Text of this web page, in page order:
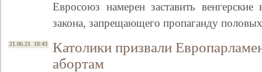
Евросоюз намерен заставить венгерские
закона, запрещающего пропаганду
21.06.21 10:43
Католики призвали
абортам